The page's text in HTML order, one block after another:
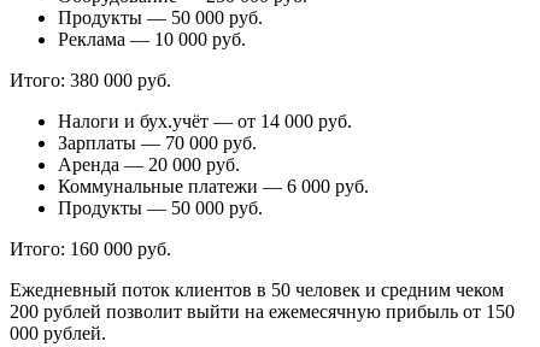
Продукты — 50 000 руб.
Реклама — 10 000 руб.
Итого: 380 000 руб.
Налоги и бух.учёт — от 14 000 руб.
Зарплаты — 70 000 руб.
Аренда — 20 000 руб.
Коммунальные платежи — 6 000 руб.
Продукты — 50 000 руб.
Итого: 160 000 руб.
Ежедневный поток клиентов в 50 человек и средним чеком
200 рублей позволит выйти на ежемесячную прибыль от 150
000 рублей.